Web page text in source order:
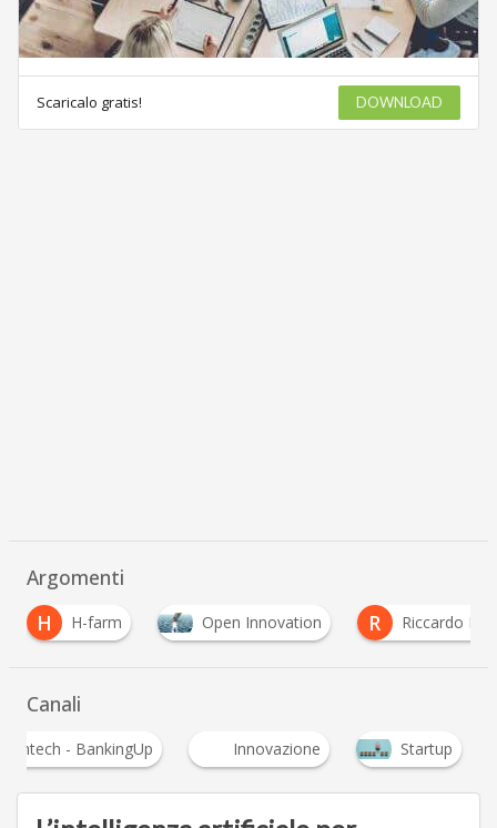
Scaricalo gratis! DOWNLOAD
Argomenti
Open Innovation R Riccardo Donadon
Canali
Fintech - BankingUp Innovazione Startup